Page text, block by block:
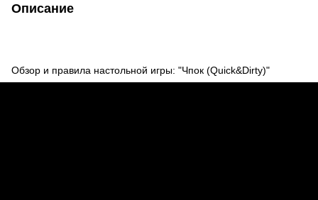
Описание
Обзор и правила настольной игры: "Чпок (Quick&Dirty)"